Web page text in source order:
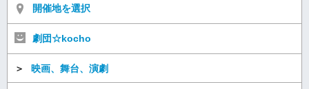
開催地を選択
劇団☆kocho
＞ 映画、舞台、演劇